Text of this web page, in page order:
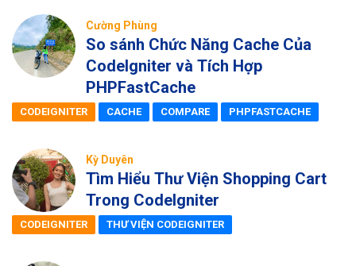
Cường Phùng
So sánh Chức Năng Cache Của
CodeIgniter và Tích Hợp
PHPFastCache
CODEIGNITER CACHE COMPARE PHPFASTCACHE
Kỳ Duyên
Tìm Hiểu Thư Viện Shopping Cart
Trong CodeIgniter
CODEIGNITER THƯ VIỆN CODEIGNITER